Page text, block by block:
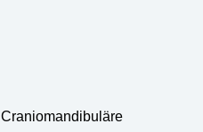
Craniomandibuläre